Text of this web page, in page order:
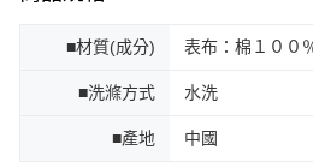
■材質(成分) 表布：棉１００
■洗滌方式 水洗
■產地 中國